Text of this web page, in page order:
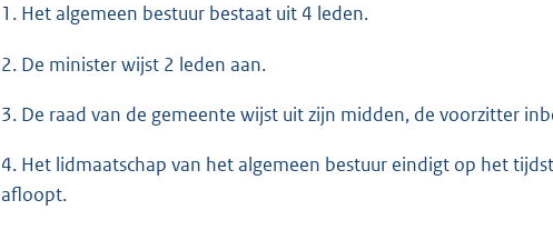
1. Het algemeen bestuur bestaat uit 4 leden.
2. De minister wijst 2 leden aan.
3. De raad van de gemeente wijst uit zijn midden, de voorzitter
4. Het lidmaatschap van het algemeen bestuur eindigt op het
afloopt.